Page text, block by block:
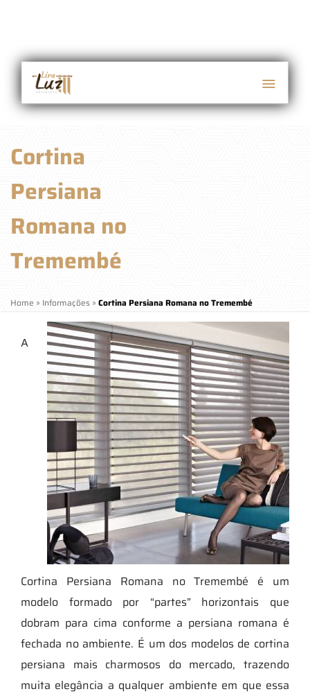
Cortina
Persiana
Romana no
Tremembé
Home » Informações » Cortina Persiana Romana no Tremembé
A
Cortina Persiana Romana no Tremembé é um
modelo formado por “partes” horizontais que
dobram para cima conforme a persiana romana é
fechada no ambiente. É um dos modelos de cortina
persiana mais charmosos do mercado, trazendo
muita elegância a qualquer ambiente em que essa